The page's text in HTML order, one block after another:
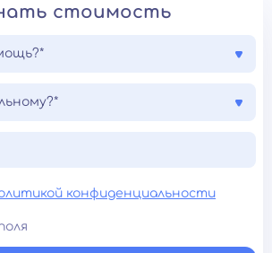
стоимость
конфиденциальности